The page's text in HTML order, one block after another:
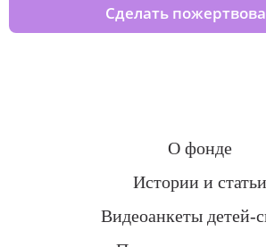
Сделать
О фонде
Истории и статьи
Видеоанкеты детей-